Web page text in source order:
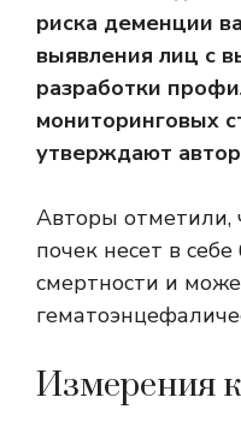
риска деменции
выявления лиц с
разработки
мониторинговых
утверждают
Авторы отметили,
почек несет в
смертности и
Измерения